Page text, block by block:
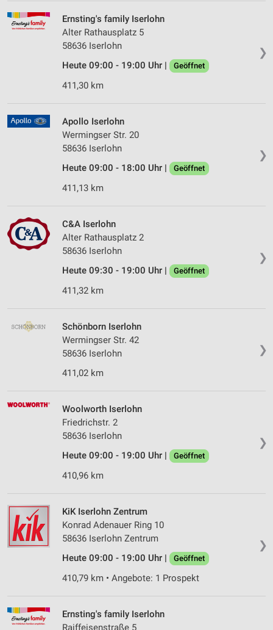
❯
Ernsting's family Iserlohn
Alter Rathausplatz 5
58636 Iserlohn
Heute 09:00 - 19:00 Uhr |
Geöffnet
411,30 km
❯
Apollo Iserlohn
Wermingser Str. 20
58636 Iserlohn
Heute 09:00 - 18:00 Uhr |
Geöffnet
411,13 km
❯
C&A Iserlohn
Alter Rathausplatz 2
58636 Iserlohn
Heute 09:30 - 19:00 Uhr |
Geöffnet
411,32 km
❯
Schönborn Iserlohn
Wermingser Str. 42
58636 Iserlohn
411,02 km
❯
Woolworth Iserlohn
Friedrichstr. 2
58636 Iserlohn
Heute 09:00 - 19:00 Uhr |
Geöffnet
410,96 km
❯
KiK Iserlohn Zentrum
Konrad Adenauer Ring 10
58636 Iserlohn Zentrum
Heute 09:00 - 19:00 Uhr |
Geöffnet
410,79 km • Angebote: 1 Prospekt
Ernsting's family Iserlohn
Raiffeisenstraße 5